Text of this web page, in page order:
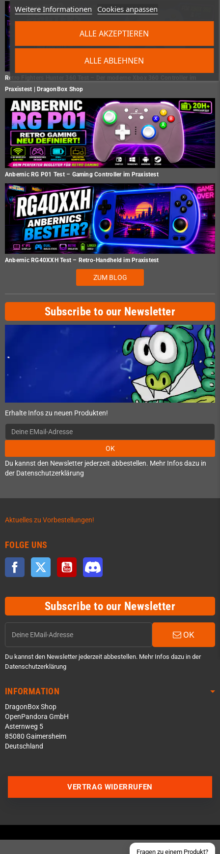
Weitere Informationen Cookies anpassen
ALLE ABLEHNEN
ALLE AKZEPTIEREN
Retro Fighters Hunter 360 Test – Der moderne Xbox 360 Controller im
Praxistest | DragonBox Shop
Anbernic RG P01 Test – Gaming Controller im Praxistest
Anbernic RG40XXH Test – Retro-Handheld im Praxistest
ZUM BLOG
Subscribe to our Newsletter
Erhalte Infos zu neuen Produkten!
OK
Du kannst den Newsletter jederzeit abbestellen. Mehr Infos dazu in
der Datenschutzerklärung
Aktuelles zu Vorbestellungen!
FOLGE UNS
Facebook Twitter YouTube
Subscribe to our Newsletter
OK
Du kannst den Newsletter jederzeit abbestellen. Mehr Infos dazu in der
Datenschutzerklärung
INFORMATION
DragonBox Shop
OpenPandora GmbH
Asternweg 5
85080 Gaimersheim
Deutschland
Fragen zu einem Produkt?
Schick uns eine eMail
VERTRAG WIDERRUFEN